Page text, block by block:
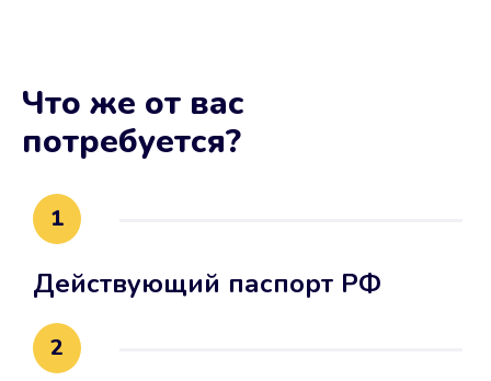
Что же от вас
потребуется?
1
Действующий паспорт РФ
2